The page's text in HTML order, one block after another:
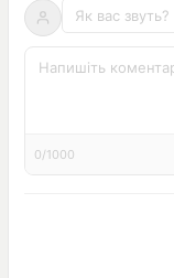
0/1000